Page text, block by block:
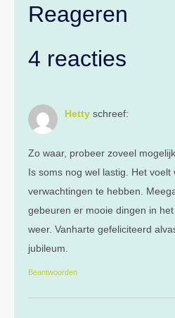
Reageren
4 reacties
Hetty schreef:
Zo waar, probeer zoveel
Is soms nog wel lastig. Het voelt
verwachtingen te hebben.
gebeuren er mooie dingen in
weer. Vanharte gefeliciteerd
jubileum.
Beantwoorden